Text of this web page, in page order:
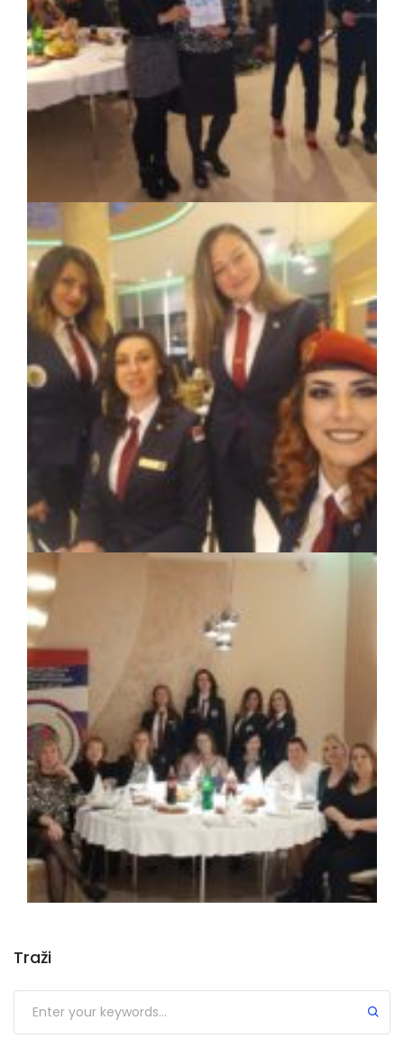
Traži